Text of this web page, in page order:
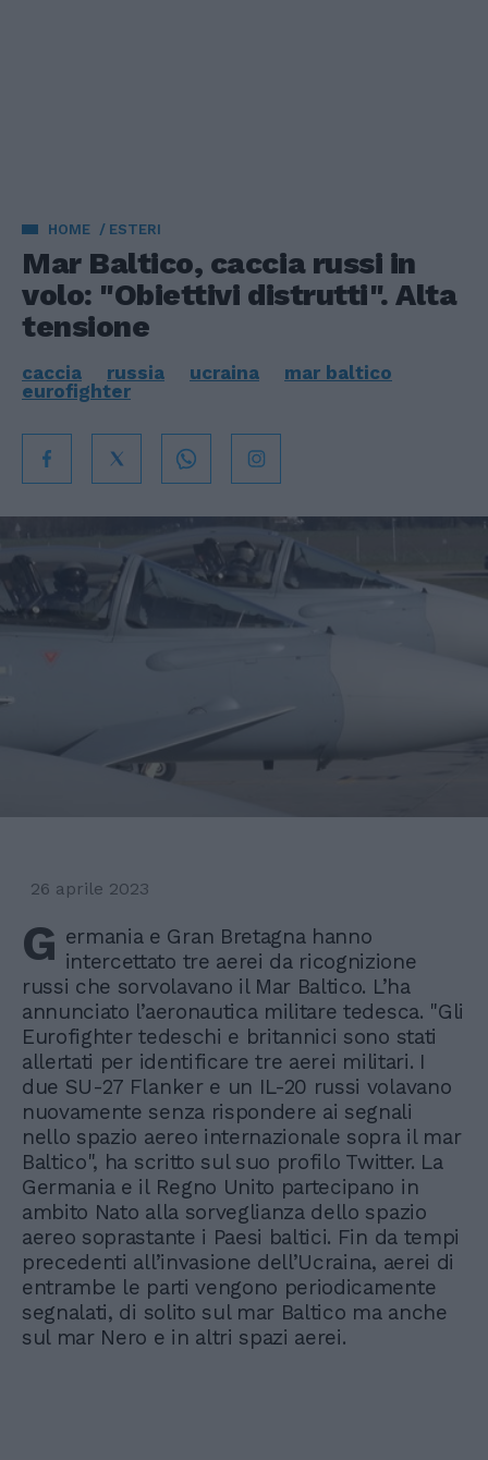
HOME ESTERI
Mar Baltico, caccia russi in
volo: "Obiettivi distrutti". Alta
tensione
caccia russia ucraina
mar baltico
eurofighter
26 aprile 2023
G ermania e Gran Bretagna hanno
intercettato tre aerei da ricognizione
russi che sorvolavano il Mar Baltico. L’ha
annunciato l’aeronautica militare tedesca. "Gli
Eurofighter tedeschi e britannici sono stati
allertati per identificare tre aerei militari. I
due SU-27 Flanker e un IL-20 russi volavano
nuovamente senza rispondere ai segnali
nello spazio aereo internazionale sopra il mar
Baltico", ha scritto sul suo profilo Twitter. La
Germania e il Regno Unito partecipano in
ambito Nato alla sorveglianza dello spazio
aereo soprastante i Paesi baltici. Fin da tempi
precedenti all’invasione dell’Ucraina, aerei di
entrambe le parti vengono periodicamente
segnalati, di solito sul mar Baltico ma anche
sul mar Nero e in altri spazi aerei.